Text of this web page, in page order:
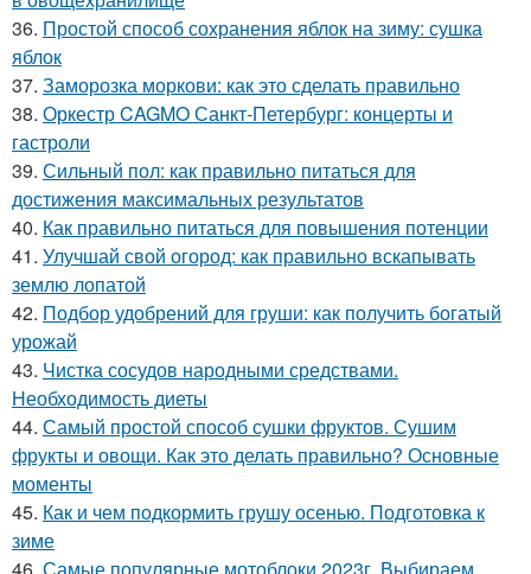
36. Простой способ сохранения яблок на зиму: сушка
яблок
37. Заморозка моркови: как это сделать правильно
38. Оркестр CAGMO Санкт-Петербург: концерты и
гастроли
39. Сильный пол: как правильно питаться для
достижения максимальных результатов
40. Как правильно питаться для повышения потенции
41. Улучшай свой огород: как правильно вскапывать
землю лопатой
42. Подбор удобрений для груши: как получить богатый
урожай
43. Чистка сосудов народными средствами.
Необходимость диеты
44. Самый простой способ сушки фруктов. Сушим
фрукты и овощи. Как это делать правильно? Основные
моменты
45. Как и чем подкормить грушу осенью. Подготовка к
зиме